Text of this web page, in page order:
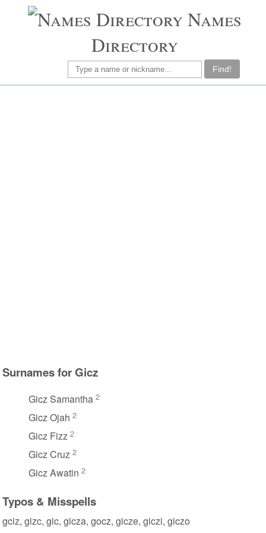
Names
Directory
Find!
Surnames for Gicz
Gicz Samantha 2
Gicz Ojah 2
Gicz Fizz 2
Gicz Cruz 2
Gicz Awatin 2
Typos & Misspells
gciz, gizc, gic, gicza, gocz, gicze, giczi, giczo